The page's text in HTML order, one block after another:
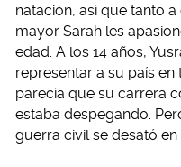
natación, así que tanto
mayor Sarah les
edad. A los 14 años,
representar a su país
parecía que su carrera
estaba despegando.
guerra civil se desató en